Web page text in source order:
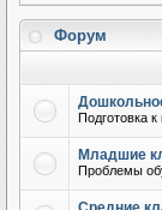
Форум
Подготовка
Младшие
Проблемы